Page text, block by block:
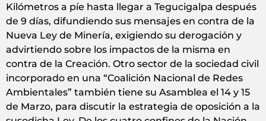
Kilómetros a píe hasta llegar a Tegucigalpa después
de 9 días, difundiendo sus mensajes en contra de la
Nueva Ley de Minería, exigiendo su derogación y
advirtiendo sobre los impactos de la misma en
contra de la Creación. Otro sector de la sociedad civil
incorporado en una “Coalición Nacional de Redes
Ambientales” también tiene su Asamblea el 14 y 15
de Marzo, para discutir la estrategia de oposición a la